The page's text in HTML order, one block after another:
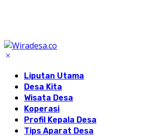
Liputan Utama
Desa Kita
Wisata Desa
Koperasi
Profil Kepala Desa
Tips Aparat Desa